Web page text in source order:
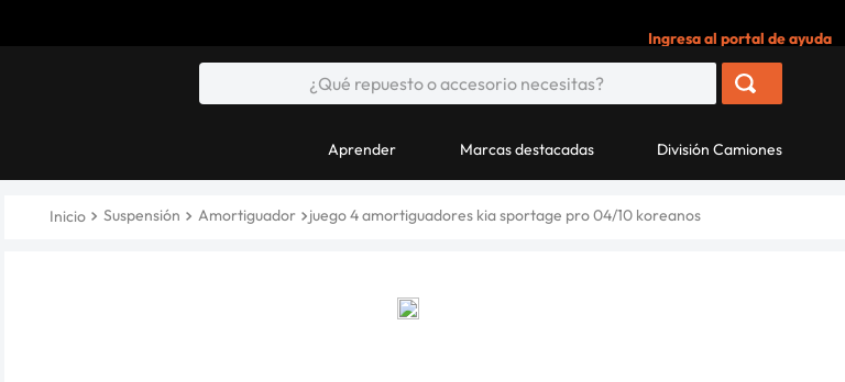
Ingresa al portal de ayuda
Aprender Marcas destacadas División Camiones
Suspensión Amortiguador juego 4 amortiguadores kia sportage pro 04/10 koreanos